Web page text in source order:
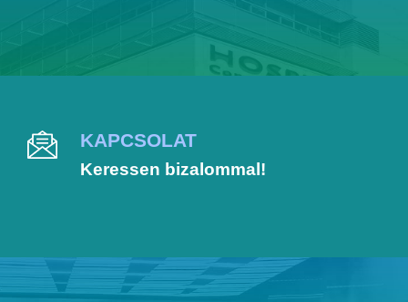
KAPCSOLAT
Keressen bizalommal!